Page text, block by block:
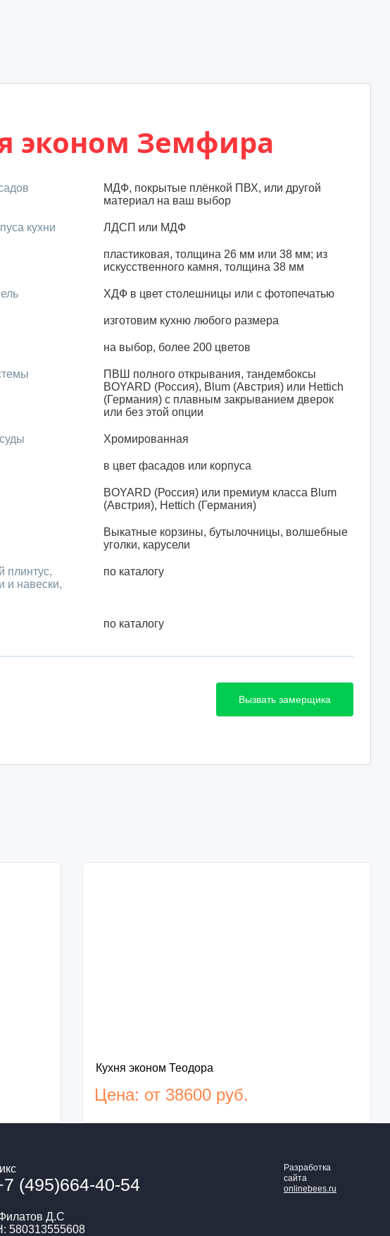
эконом Земфира
МДФ, покрытые плёнкой ПВХ, или другой
материал на ваш выбор
кухни ЛДСП или МДФ
пластиковая, толщина 26 мм или 38 мм; из
искусственного камня, толщина 38 мм
ХДФ в цвет столешницы или с фотопечатью
изготовим кухню любого размера
на выбор, более 200 цветов
ПВШ полного открывания, тандембоксы
BOYARD (Россия), Blum (Австрия) или Hettich
(Германия) с плавным закрыванием дверок
или без этой опции
Хромированная
в цвет фасадов или корпуса
BOYARD (Россия) или премиум класса Blum
(Австрия), Hettich (Германия)
Выкатные корзины, бутылочницы, волшебные
уголки, карусели
плинтус,
и навески,
по каталогу
по каталогу
Вызвать замерщика
Кухня эконом Теодора
Цена: от 38600 руб.
(495)664-40-54
Д.С
580313555608
Разработка
сайта
onlinebees.ru